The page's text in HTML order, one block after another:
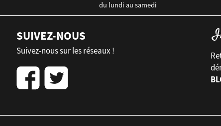
du lundi au samedi
SUIVEZ-NOUS
Suivez-nous sur les réseaux !